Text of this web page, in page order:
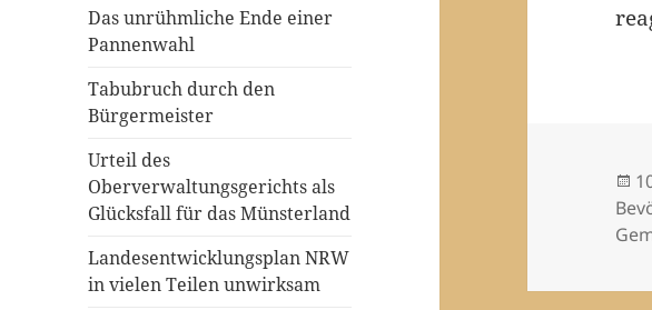
Das unrühmliche Ende einer
Pannenwahl
Tabubruch durch den
Bürgermeister
Urteil des
Oberverwaltungsgerichts als
Glücksfall für das Münsterland
Landesentwicklungsplan NRW
in vielen Teilen unwirksam